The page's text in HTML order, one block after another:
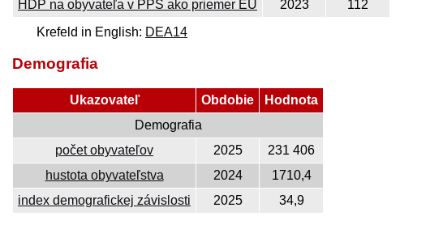
HDP na obyvateľa v PPS ako priemer EÚ 2023
112
Krefeld in English: DEA14
Demografia
Ukazovateľ Obdobie
Hodnota
Demografia
počet obyvateľov
2025
231 406
hustota obyvateľstva
2024
1710,4
index demografickej závislosti
2025 34,9